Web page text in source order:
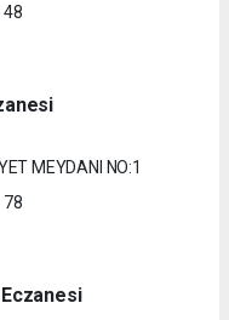
48
MEYDANI NO:1
78